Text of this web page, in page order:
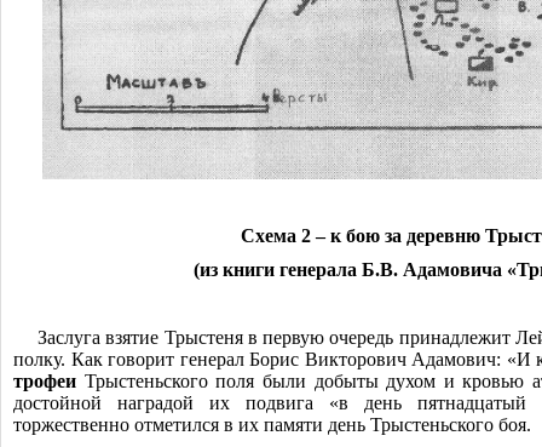
Схема 2 ‒ к бою за деревню
(из книги генерала Б.В. Адамовича
Заслуга взятие Трыстеня в первую очередь принадлежит
полку. Как говорит генерал Борис Викторович Адамович: «И
трофеи Трыстеньского поля были добыты духом и кровью
достойной наградой их подвига «в день
торжественно отметился в их памяти день Трыстеньского боя.